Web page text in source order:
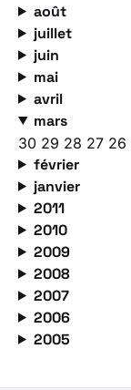
août
juillet
juin
mai
avril
mars
30 29 28 27 26
février
janvier
2011
2010
2009
2008
2007
2006
2005